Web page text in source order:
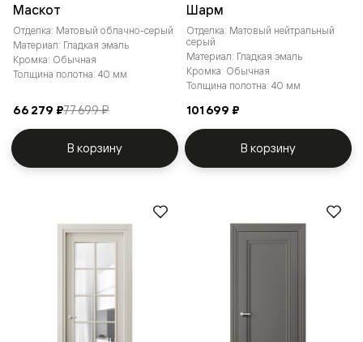
Маскот
Отделка: Матовый облачно-серый
Материал: Гладкая эмаль
Кромка: Обычная
Толщина полотна: 40 мм
66 279 ₽77 699 ₽
В корзину
Шарм
Отделка: Матовый нейтральный
серый
Материал: Гладкая эмаль
Кромка: Обычная
Толщина полотна: 40 мм
101 699 ₽
В корзину